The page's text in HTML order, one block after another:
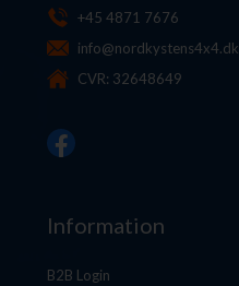
+45 4871 7676
info@nordkystens4x4.dk
CVR: 32648649
Information
B2B Login